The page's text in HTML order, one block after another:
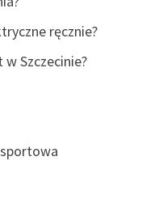
ręcznie?
Szczecinie?